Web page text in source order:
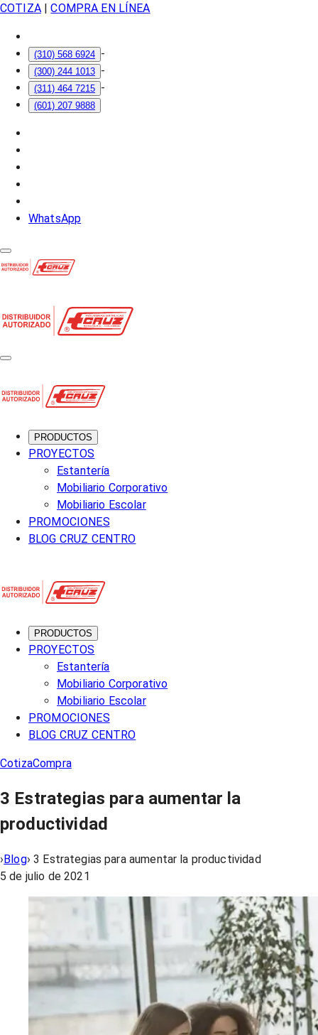
COTIZA| COMPRA EN LÍNEA
(310) 568 6924 -
(300) 244 1013 -
(311) 464 7215 -
(601) 207 9888
WhatsApp
PRODUCTOS
PROYECTOS
Estantería
Mobiliario Corporativo
Mobiliario Escolar
PROMOCIONES
BLOG CRUZ CENTRO
PRODUCTOS
PROYECTOS
Estantería
Mobiliario Corporativo
Mobiliario Escolar
PROMOCIONES
BLOG CRUZ CENTRO
CotizaCompra
3 Estrategias para aumentar la
productividad
› Blog›3 Estrategias para aumentar la productividad
5 de julio de 2021